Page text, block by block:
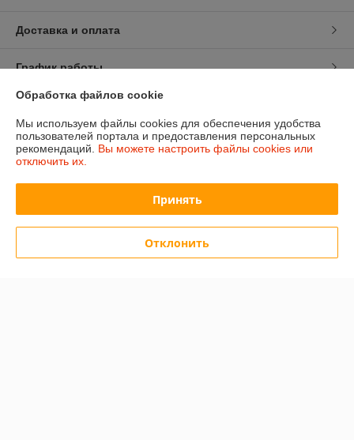
Доставка и оплата
График работы
Полная версия сайта
Политика обработки cookies
Обработка файлов cookie
Мы используем файлы cookies для обеспечения удобства
пользователей портала и предоставления персональных
рекомендаций. Вы можете настроить файлы cookies или
отключить их.
Принять
Отклонить